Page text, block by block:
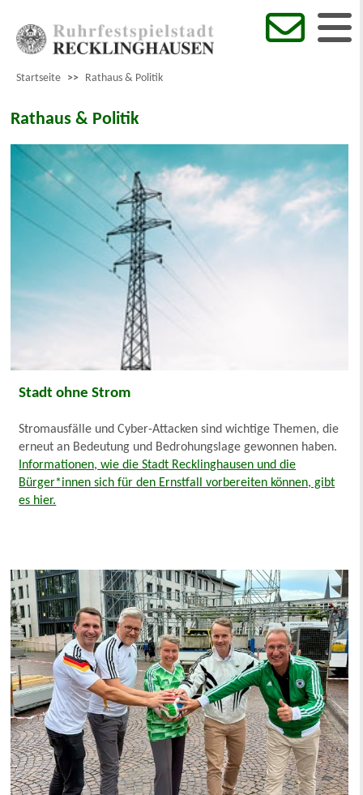
Startseite >> Rathaus & Politik
Rathaus & Politik
Stadt ohne Strom
Stromausfälle und Cyber-Attacken sind wichtige Themen, die
erneut an Bedeutung und Bedrohungslage gewonnen haben.
Informationen, wie die Stadt Recklinghausen und die
Bürger*innen sich für den Ernstfall vorbereiten können, gibt
es hier.